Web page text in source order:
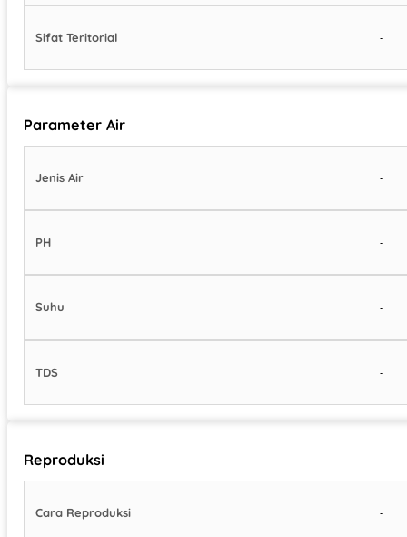
Sifat Teritorial -
Parameter Air
Jenis Air -
PH -
Suhu -
TDS -
Reproduksi
Cara Reproduksi -